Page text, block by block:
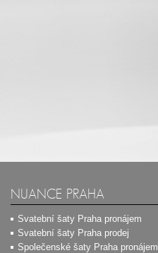
NUANCE PRAHA
Svatební šaty Praha pronájem
Svatební šaty Praha prodej
Společenské šaty Praha pronájem